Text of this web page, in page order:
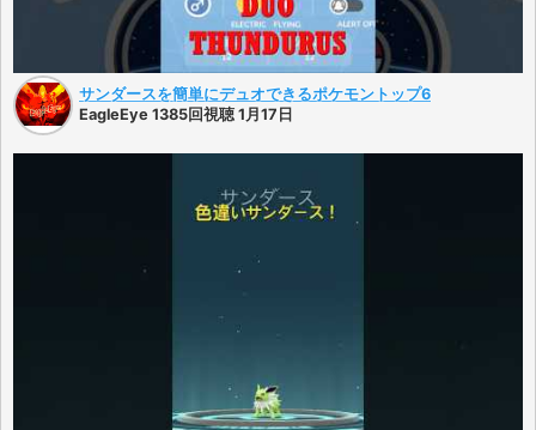
サンダースを簡単にデュオできるポケモントップ6
EagleEye 1385回視聴 1月17日